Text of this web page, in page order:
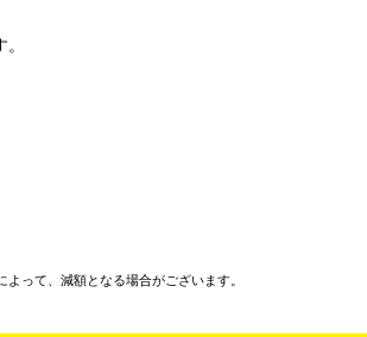
って、減額となる場合がございます。